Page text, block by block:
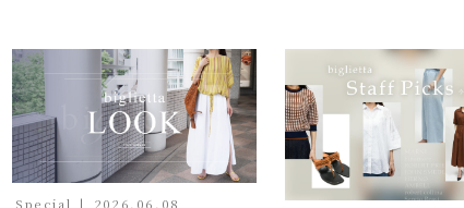
Special 2026.06.08